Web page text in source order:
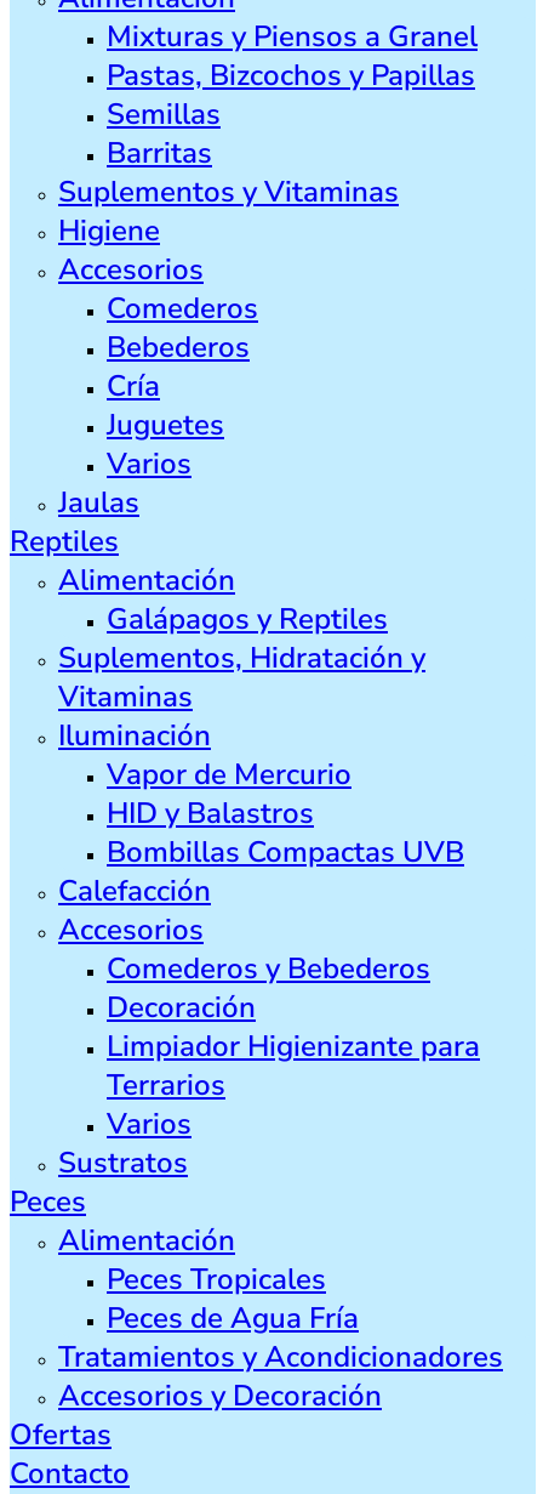
Mixturas y Piensos a Granel
Pastas, Bizcochos y Papillas
Semillas
Barritas
Suplementos y Vitaminas
Higiene
Accesorios
Comederos
Bebederos
Cría
Juguetes
Varios
Jaulas
Reptiles
Alimentación
Galápagos y Reptiles
Suplementos, Hidratación y
Vitaminas
Iluminación
Vapor de Mercurio
HID y Balastros
Bombillas Compactas UVB
Calefacción
Accesorios
Comederos y Bebederos
Decoración
Limpiador Higienizante para
Terrarios
Varios
Sustratos
Peces
Alimentación
Peces Tropicales
Peces de Agua Fría
Tratamientos y Acondicionadores
Accesorios y Decoración
Ofertas
Contacto